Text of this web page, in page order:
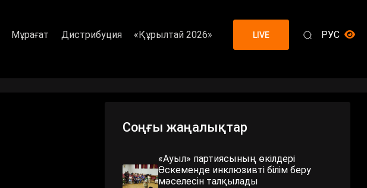
Мұрағат Дистрибуция «Құрылтай 2026» LIVE РУС
Соңғы жаңалықтар
«Ауыл» партиясының өкілдері
Өскеменде инклюзивті білім беру
мәселесін талқылады